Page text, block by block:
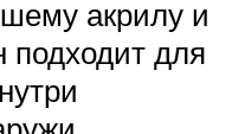
акрилу и
подходит для